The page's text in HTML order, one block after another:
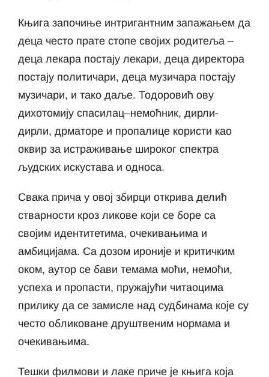
Књига започиње интригантним запажањем да
деца често прате стопе својих родитеља –
деца лекара постају лекари, деца директора
постају политичари, деца музичара постају
музичари, и тако даље. Тодоровић ову
дихотомију спасилац–немоћник, дирли-
дирли, дрматоре и пропалице користи као
оквир за истраживање широког спектра
људских искустава и односа.
Свака прича у овој збирци открива делић
стварности кроз ликове који се боре са
својим идентитетима, очекивањима и
амбицијама. Са дозом ироније и критичким
оком, аутор се бави темама моћи, немоћи,
успеха и пропасти, пружајући читаоцима
прилику да се замисле над судбинама које су
често обликоване друштвеним нормама и
очекивањима.
Тешки филмови и лаке приче је књига која